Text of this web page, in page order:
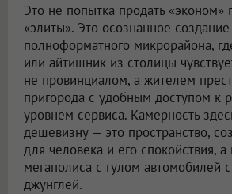
Это не попытка продать «эконом»
«элиты». Это осознанное создание
полноформатного микрорайона,
или айтишник из столицы
не провинциалом, а жителем
пригорода с удобным доступом к
уровнем сервиса. Камерность
дешевизну — это пространство,
для человека и его спокойствия, а
мегаполиса с гулом автомобилей
джунглей.